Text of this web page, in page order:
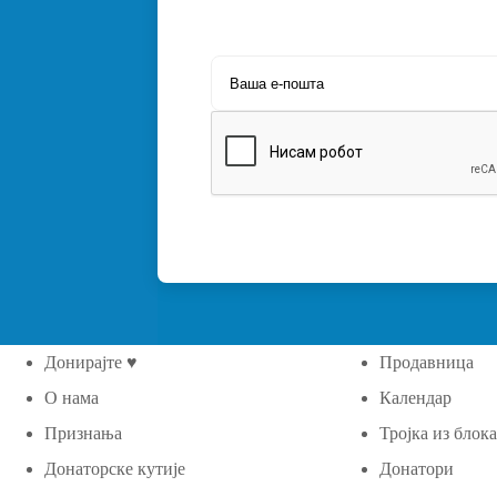
Донирајте ♥
О нама
Признања
Донаторске кутије
Продавница
Календар
Тројка из блока
Донатори